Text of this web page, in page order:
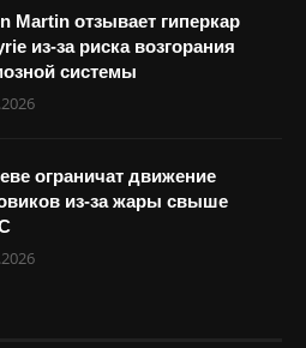
Martin отзывает гиперкар
из-за риска возгорания
системы
ограничат движение
из-за жары свыше